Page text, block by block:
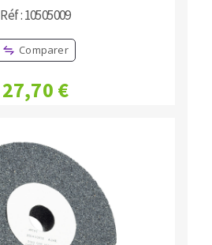
Réf : 10505009
Comparer
27,70 €